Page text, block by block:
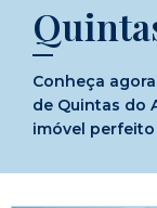
Conheça
de Quintas do
imóvel perfeito